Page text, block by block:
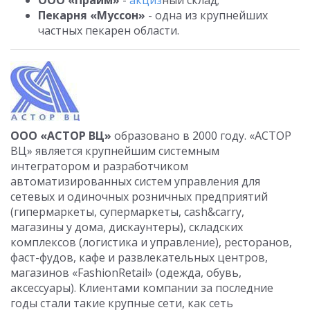
Пекарня «Муссон» - одна из крупнейших
частных пекарен области.
ООО «АСТОР ВЦ» образовано в 2000 году. «АСТОР
ВЦ» является крупнейшим системным
интегратором и разработчиком
автоматизированных систем управления для
сетевых и одиночных розничных предприятий
(гипермаркеты, супермаркеты, cash&carry,
магазины у дома, дискаунтеры), складских
комплексов (логистика и управление), ресторанов,
фаст-фудов, кафе и развлекательных центров,
магазинов «FashionRetail» (одежда, обувь,
аксессуары). Клиентами компании за последние
годы стали такие крупные сети, как сеть